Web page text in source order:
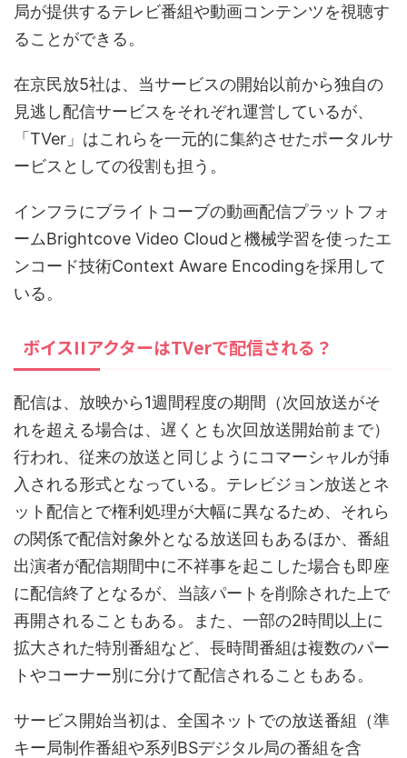
局が提供するテレビ番組や動画コンテンツを視聴す
ることができる。
在京民放5社は、当サービスの開始以前から独自の
見逃し配信サービスをそれぞれ運営しているが、
「TVer」はこれらを一元的に集約させたポータルサ
ービスとしての役割も担う。
インフラにブライトコーブの動画配信プラットフォ
ームBrightcove Video Cloudと機械学習を使ったエ
ンコード技術Context Aware Encodingを採用して
いる。
ボイスIIアクターはTVerで配信される？
配信は、放映から1週間程度の期間（次回放送がそ
れを超える場合は、遅くとも次回放送開始前まで）
行われ、従来の放送と同じようにコマーシャルが挿
入される形式となっている。テレビジョン放送とネ
ット配信とで権利処理が大幅に異なるため、それら
の関係で配信対象外となる放送回もあるほか、番組
出演者が配信期間中に不祥事を起こした場合も即座
に配信終了となるが、当該パートを削除された上で
再開されることもある。また、一部の2時間以上に
拡大された特別番組など、長時間番組は複数のパー
トやコーナー別に分けて配信されることもある。
サービス開始当初は、全国ネットでの放送番組（準
キー局制作番組や系列BSデジタル局の番組を含